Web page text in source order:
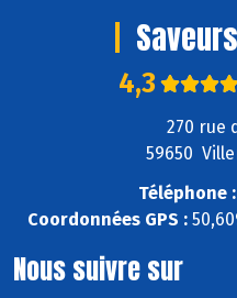
4,3
270 rue
59650
Téléphone :
Coordonnées GPS :
Nous suivre sur